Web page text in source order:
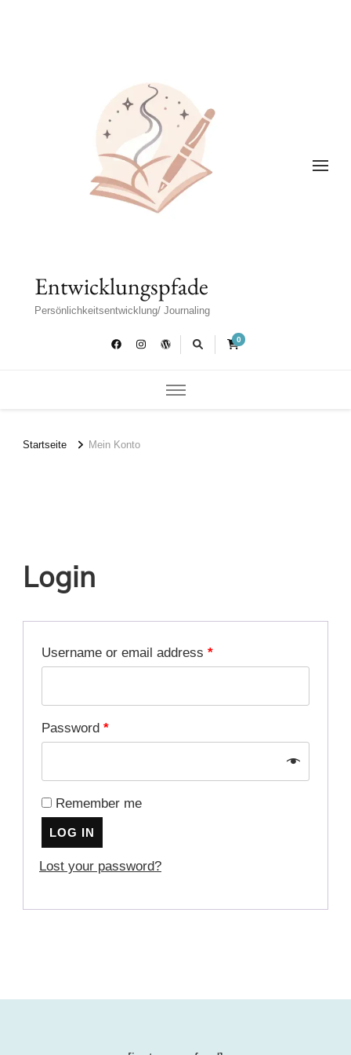
Entwicklungspfade
Persönlichkeitsentwicklung/ Journaling
0
Startseite Mein Konto
Login
Username or email address *
Password *
Remember me
LOG IN
Lost your password?